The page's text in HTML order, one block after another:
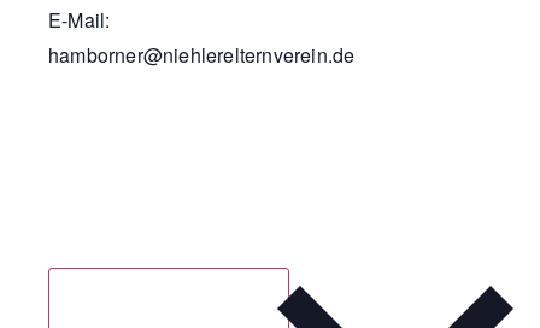
E-Mail:
hamborner@niehlerelternverein.de